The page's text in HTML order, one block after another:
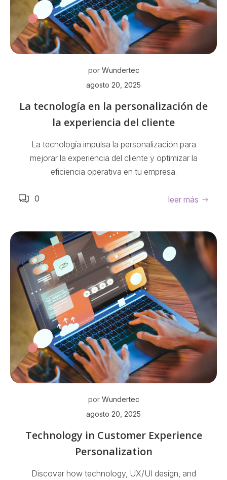
por Wundertec
agosto 20, 2025
La tecnología en la personalización de
la experiencia del cliente
La tecnología impulsa la personalización para
mejorar la experiencia del cliente y optimizar la
eficiencia operativa en tu empresa.
0 leer más
por Wundertec
agosto 20, 2025
Technology in Customer Experience
Personalization
Discover how technology, UX/UI design, and